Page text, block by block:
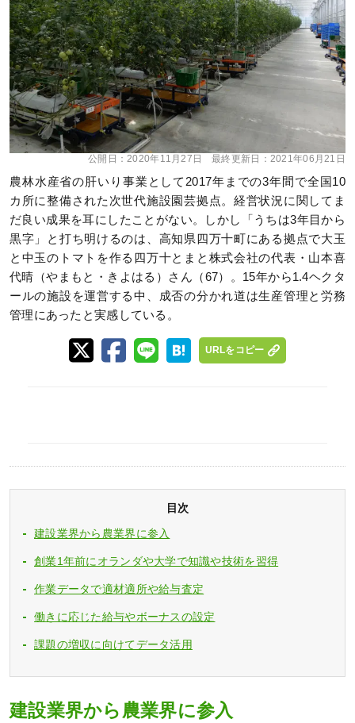
公開日：2020年11月27日 最終更新日： 2021年06月21日
農林水産省の肝いり事業として2017年までの3年間で全国10
カ所に整備された次世代施設園芸拠点。経営状況に関してま
だ良い成果を耳にしたことがない。しかし「うちは3年目から
黒字」と打ち明けるのは、高知県四万十町にある拠点で大玉
と中玉のトマトを作る四万十とまと株式会社の代表・山本喜
代晴（やまもと・きよはる）さん（67）。15年から1.4ヘクタ
ールの施設を運営する中、成否の分かれ道は生産管理と労務
管理にあったと実感している。
URLをコピー
目次
建設業界から農業界に参入
創業1年前にオランダや大学で知識や技術を習得
作業データで適材適所や給与査定
働きに応じた給与やボーナスの設定
課題の増収に向けてデータ活用
建設業界から農業界に参入